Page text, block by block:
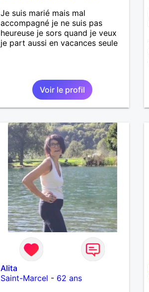
Je suis marié mais mal
accompagné je ne suis pas
heureuse je sors quand je veux
je part aussi en vacances seule
Voir le profil
Alita
Saint-Marcel - 62 ans